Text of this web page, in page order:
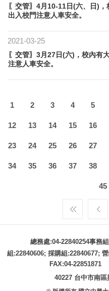
〖交管〗4月10-11日(六、日)
出入校門注意人車安全。
2021-03-25
〖交管〗3月27日(六)，校內有
注意人車安全。
1 2 3 4 5
12 13 14 15 16
23 24 25 26 27
34 35 36 37 38
45
總務處:04-22840254事務
組:22840606; 採購組:22840677;
FAX:04-22851871
40227 台中市南